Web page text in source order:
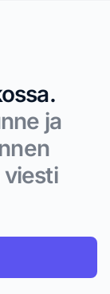
ja
viesti